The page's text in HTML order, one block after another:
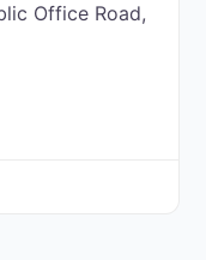
Office Road,